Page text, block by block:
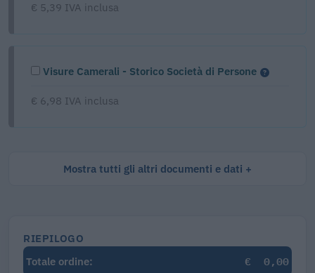
€ 5,39 IVA inclusa
Visure Camerali - Storico Società di Persone
€ 6,98 IVA inclusa
Mostra tutti gli altri documenti e dati
RIEPILOGO
Totale ordine:
€ 0,00